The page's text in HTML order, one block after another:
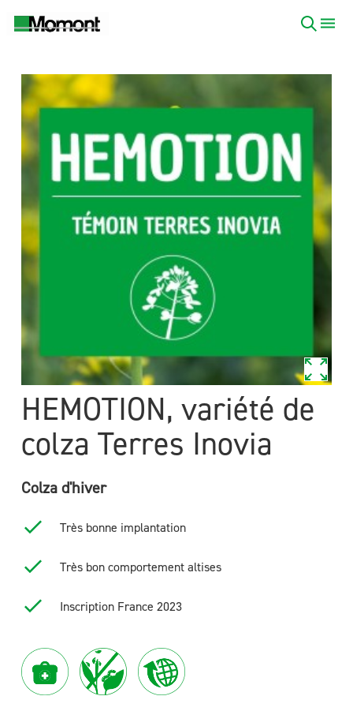
HEMOTION, variété de
colza Terres Inovia
Colza d'hiver
Très bonne implantation
Très bon comportement altises
Inscription France 2023